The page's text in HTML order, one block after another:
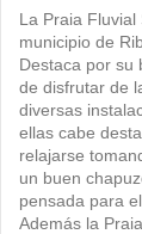
La Praia
municipio de
Destaca por su
de disfrutar de
diversas
ellas cabe
relajarse
un buen
pensada para
Además la